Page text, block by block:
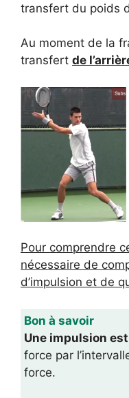
transfert du poids
Au moment de la
transfert de
Pour comprendre
nécessaire de
d’impulsion et de
Bon à savoir
Une impulsion est
force par
force.